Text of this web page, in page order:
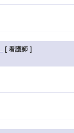
[ 看護師 ]